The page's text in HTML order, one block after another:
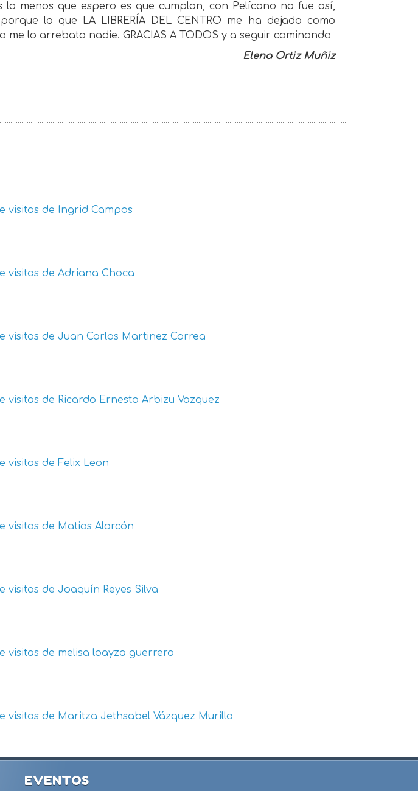
menos que espero es que cumplan, con Pelícano no fue así,
lo que LA LIBRERÍA DEL CENTRO me ha dejado como
lo arrebata nadie. GRACIAS A TODOS y a seguir caminando
Elena Ortiz Muñiz
visitas de Ingrid Campos
visitas de Adriana Choca
visitas de Juan Carlos Martinez Correa
visitas de Ricardo Ernesto Arbizu Vazquez
visitas de Felix Leon
visitas de Matias Alarcón
visitas de Joaquín Reyes Silva
visitas de melisa loayza guerrero
visitas de Maritza Jethsabel Vázquez Murillo
EVENTOS